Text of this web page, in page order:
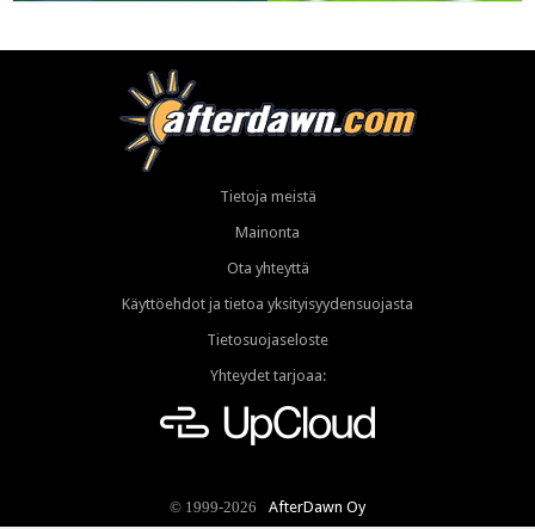
Tietoja meistä
Mainonta
Ota yhteyttä
Käyttöehdot ja tietoa yksityisyydensuojasta
Tietosuojaseloste
Yhteydet tarjoaa:
© 1999-2026 AfterDawn Oy